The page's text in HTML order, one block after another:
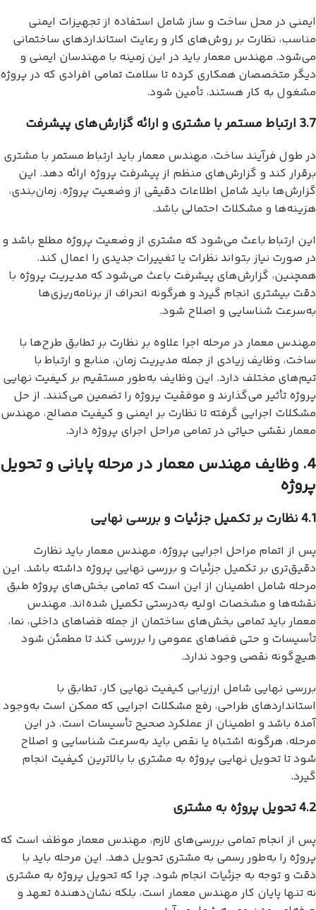
ایمنی در محل ساخت و ساز شامل استفاده از تجهیزات ایمنی
مناسب، نظارت بر روش‌های کار و رعایت استانداردهای ساختمانی
می‌شود. مهندس معمار باید در این زمینه با مهندسان ایمنی و
دیگر متخصصان همکاری کرده تا سلامت تمامی افرادی که در پروژه
مشغول به کار هستند، تأمین شود.
3.7 ارتباط مستمر با مشتری و ارائه گزارش‌های پیشرفت
در طول فرآیند ساخت، مهندس معمار باید ارتباط مستمر با مشتری
برقرار کند و گزارش‌های منظم از پیشرفت پروژه ارائه دهد. این
گزارش‌ها باید شامل اطلاعات دقیقی از وضعیت پروژه، زمان‌بندی،
هزینه‌ها و مشکلات احتمالی باشد.
این ارتباط باعث می‌شود که مشتری از وضعیت پروژه مطلع باشد و
در صورت نیاز بتواند نظرات یا تغییرات جدیدی را اعمال کند.
همچنین، گزارش‌های پیشرفت باعث می‌شود که مدیریت پروژه با
دقت بیشتری انجام گیرد و هرگونه انحراف از برنامه‌ریزی‌ها
به‌سرعت شناسایی و اصلاح شود.
مهندس معمار در مرحله اجرا علاوه بر نظارت بر تطابق طرح‌ها با
ساخت، وظایف زیادی از جمله مدیریت زمان، منابع و ارتباط با
تیم‌های مختلف دارد. این وظایف به‌طور مستقیم بر کیفیت نهایی
پروژه تأثیر می‌گذارند و موفقیت پروژه را تضمین می‌کنند. از حل
مشکلات اجرایی گرفته تا نظارت بر ایمنی و کیفیت مصالح، مهندس
معمار نقشی حیاتی در تمامی مراحل اجرای پروژه دارد.
4. وظایف مهندس معمار در مرحله پایانی و تحویل
پروژه
4.1 نظارت بر تکمیل جزئیات و بررسی نهایی
پس از اتمام مراحل اجرایی پروژه، مهندس معمار باید نظارت
دقیق‌تری بر تکمیل جزئیات و بررسی نهایی پروژه داشته باشد. این
مرحله شامل اطمینان از این است که تمامی بخش‌های پروژه طبق
نقشه‌ها و مشخصات اولیه به‌درستی تکمیل شده‌اند. مهندس
معمار باید تمامی بخش‌های ساختمان از جمله فضاهای داخلی، نما،
تأسیسات و حتی فضاهای عمومی را بررسی کند تا مطمئن شود
هیچ‌گونه نقصی وجود ندارد.
بررسی نهایی شامل ارزیابی کیفیت نهایی کار، تطابق با
استانداردهای طراحی، رفع مشکلات اجرایی که ممکن است به‌وجود
آمده باشد و اطمینان از عملکرد صحیح تأسیسات است. در این
مرحله، هرگونه اشتباه یا نقص باید به‌سرعت شناسایی و اصلاح
شود تا تحویل نهایی پروژه به مشتری با بالاترین کیفیت انجام
گیرد.
4.2 تحویل پروژه به مشتری
پس از انجام تمامی بررسی‌های لازم، مهندس معمار موظف است که
پروژه را به‌طور رسمی به مشتری تحویل دهد. این مرحله باید با
دقت و توجه به جزئیات انجام شود، چرا که تحویل پروژه به مشتری
نه تنها پایان کار مهندس معمار است، بلکه نشان‌دهنده تعهد و